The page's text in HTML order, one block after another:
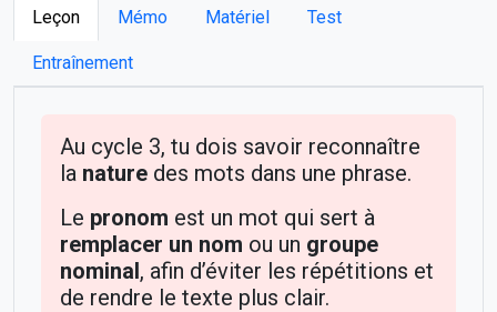
Leçon Mémo Matériel Test
Entraînement
Au cycle 3, tu dois savoir reconnaître
la nature des mots dans une phrase.
Le pronom est un mot qui sert à
remplacer un nom ou un groupe
nominal, afin d’éviter les répétitions et
de rendre le texte plus clair.